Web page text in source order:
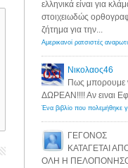
ελληνικά είναι για
στοιχειωδώς
ζήτημα για την...
Νικολαος46
Πως μπορουμε
ΔΩΡΕΑΝ!!!! Αν ειναι
ΓΕΓΟΝΟΣ
ΚΑΤΑΓΕΤΑΙ
ΟΛΗ Η